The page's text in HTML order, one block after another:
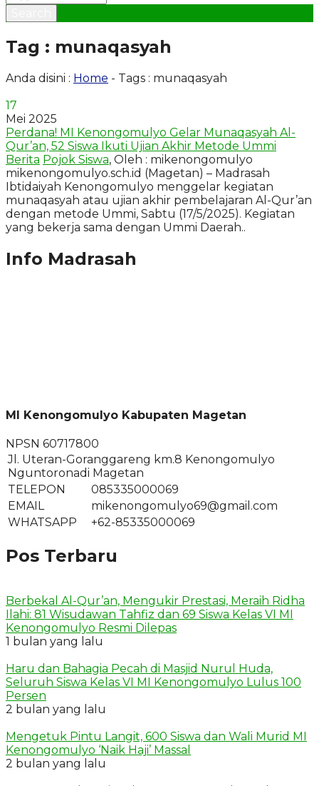
Tag : munaqasyah
Anda disini : Home - Tags : munaqasyah
17
Mei 2025
Perdana! MI Kenongomulyo Gelar Munaqasyah Al-
Qur’an, 52 Siswa Ikuti Ujian Akhir Metode Ummi
Berita Pojok Siswa, Oleh : mikenongomulyo
mikenongomulyo.sch.id (Magetan) – Madrasah
Ibtidaiyah Kenongomulyo menggelar kegiatan
munaqasyah atau ujian akhir pembelajaran Al-Qur’an
dengan metode Ummi, Sabtu (17/5/2025). Kegiatan
yang bekerja sama dengan Ummi Daerah..
Info Madrasah
MI Kenongomulyo Kabupaten Magetan
NPSN 60717800
Jl. Uteran-Goranggareng km.8 Kenongomulyo
Nguntoronadi Magetan
TELEPON
085335000069
EMAIL
mikenongomulyo69@gmail.com
WHATSAPP
+62-85335000069
Pos Terbaru
Berbekal Al-Qur’an, Mengukir Prestasi, Meraih Ridha
Ilahi: 81 Wisudawan Tahfiz dan 69 Siswa Kelas VI MI
Kenongomulyo Resmi Dilepas
1 bulan yang lalu
Haru dan Bahagia Pecah di Masjid Nurul Huda,
Seluruh Siswa Kelas VI MI Kenongomulyo Lulus 100
Persen
2 bulan yang lalu
Mengetuk Pintu Langit, 600 Siswa dan Wali Murid MI
Kenongomulyo ‘Naik Haji’ Massal
2 bulan yang lalu